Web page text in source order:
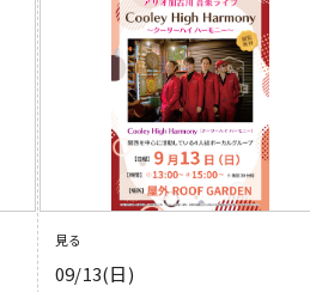
見る
09/13(日)